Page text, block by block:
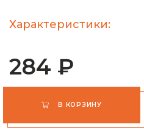
Характеристики:
284 ₽
В КОРЗИНУ